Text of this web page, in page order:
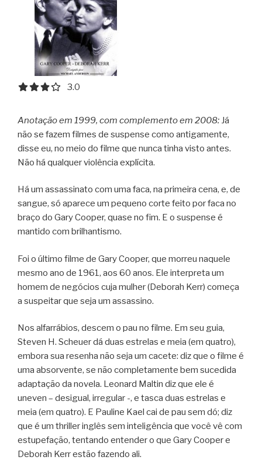
3.0 out of 5.0 stars
3.0
Anotação em 1999, com complemento em 2008: Já
não se fazem filmes de suspense como antigamente,
disse eu, no meio do filme que nunca tinha visto antes.
Não há qualquer violência explícita.
Há um assassinato com uma faca, na primeira cena, e, de
sangue, só aparece um pequeno corte feito por faca no
braço do Gary Cooper, quase no fim. E o suspense é
mantido com brilhantismo.
Foi o último filme de Gary Cooper, que morreu naquele
mesmo ano de 1961, aos 60 anos. Ele interpreta um
homem de negócios cuja mulher (Deborah Kerr) começa
a suspeitar que seja um assassino.
Nos alfarrábios, descem o pau no filme. Em seu guia,
Steven H. Scheuer dá duas estrelas e meia (em quatro),
embora sua resenha não seja um cacete: diz que o filme é
uma absorvente, se não completamente bem sucedida
adaptação da novela. Leonard Maltin diz que ele é
uneven – desigual, irregular -, e tasca duas estrelas e
meia (em quatro). E Pauline Kael cai de pau sem dó; diz
que é um thriller inglês sem inteligência que você vê com
estupefação, tentando entender o que Gary Cooper e
Deborah Kerr estão fazendo ali.